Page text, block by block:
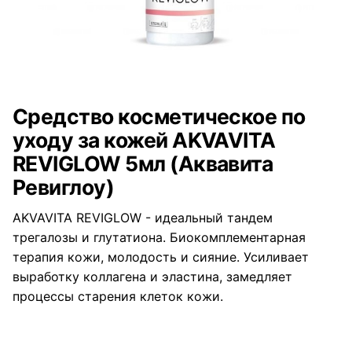
Средство косметическое по
уходу за кожей AKVAVITA
REVIGLOW 5мл (Аквавита
Ревиглоу)
AKVAVITA REVIGLOW - идеальный тандем
трегалозы и глутатиона. Биокомплементарная
терапия кожи, молодость и сияние. Усиливает
выработку коллагена и эластина, замедляет
процессы старения клеток кожи.